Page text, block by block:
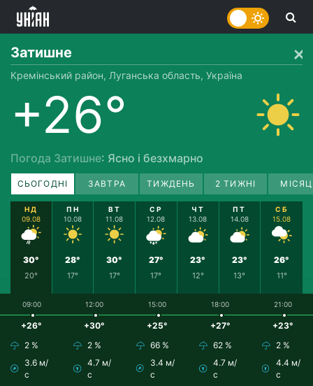
Затишне
Кремінський район, Луганська область, Україна
+26°
Погода Затишне: Ясно і безхмарно
СЬОГОДНІ ЗАВТРА ТИЖДЕНЬ 2 ТИЖНІ
НД
09.08
30°
20°
ПН
10.08
28°
17°
ВТ
11.08
30°
17°
СР
12.08
27°
17°
ЧТ
13.08
23°
12°
ПТ
14.08
23°
13°
СБ
15.08
26°
11°
09:00
+26°
2 %
3.6 м/
с
12:00
+30°
2 %
4.7 м/
с
15:00
+25°
66 %
3.4 м/
с
18:00
+27°
62 %
4.7 м/
с
21:00
+23°
2 %
4.4 м/
с